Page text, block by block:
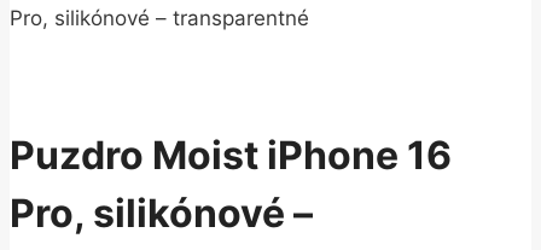
Pro, silikónové – transparentné
Puzdro Moist iPhone 16
Pro, silikónové –